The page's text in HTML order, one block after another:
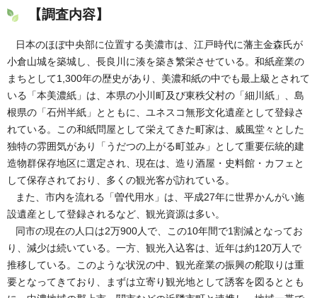
【調査内容】
日本のほぼ中央部に位置する美濃市は、江戸時代に藩主金森氏が
小倉山城を築城し、長良川に湊を築き繁栄させている。和紙産業の
まちとして1,300年の歴史があり、美濃和紙の中でも最上級とされて
いる「本美濃紙」は、本県の小川町及び東秩父村の「細川紙」、島
根県の「石州半紙」とともに、ユネスコ無形文化遺産として登録さ
れている。この和紙問屋として栄えてきた町家は、威風堂々とした
独特の雰囲気があり「うだつの上がる町並み」として重要伝統的建
造物群保存地区に選定され、現在は、造り酒屋・史料館・カフェと
して保存されており、多くの観光客が訪れている。
また、市内を流れる「曽代用水」は、平成27年に世界かんがい施
設遺産として登録されるなど、観光資源は多い。
同市の現在の人口は2万900人で、この10年間で1割減となってお
り、減少は続いている。一方、観光入込客は、近年は約120万人で
推移している。このような状況の中、観光産業の振興の舵取りは重
要となってきており、まずは立寄り観光地として誘客を図るととも